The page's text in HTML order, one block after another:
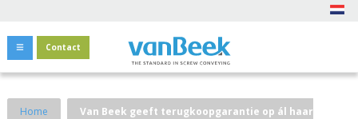
Contact
Home Van Beek geeft terugkoopgarantie op ál haar